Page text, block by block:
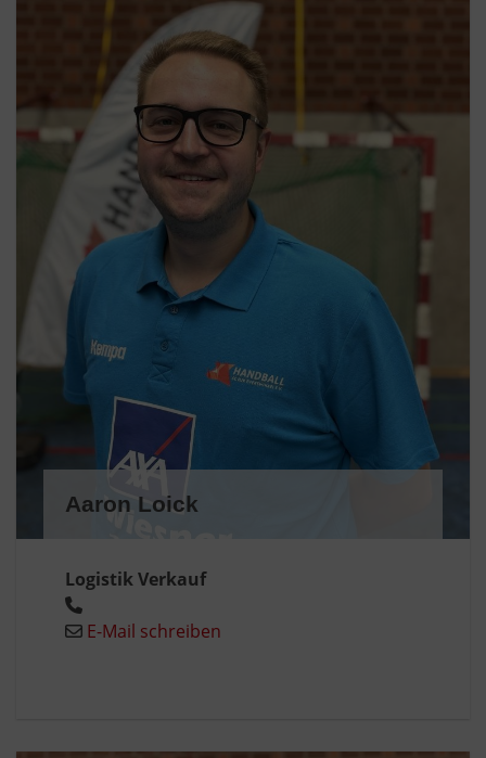
Aaron Loick
Logistik Verkauf
E-Mail schreiben